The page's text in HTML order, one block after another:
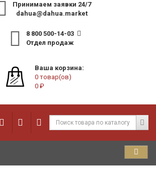
Принимаем заявки 24/7
dahua@dahua.market
8 800 500-14-03
Отдел продаж
Ваша корзина:
0 товар(ов)
0 ₽